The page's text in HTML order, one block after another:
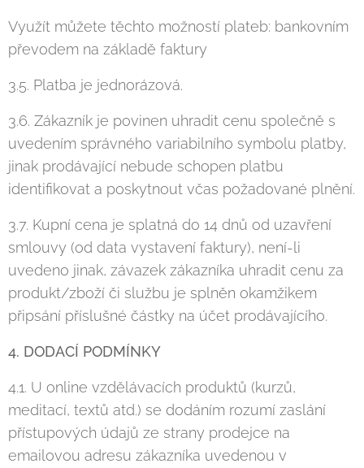
Využít můžete těchto možností plateb: bankovním
převodem na základě faktury
3.5. Platba je jednorázová.
3.6. Zákazník je povinen uhradit cenu společně s
uvedením správného variabilního symbolu platby,
jinak prodávající nebude schopen platbu
identifikovat a poskytnout včas požadované plnění.
3.7. Kupní cena je splatná do 14 dnů od uzavření
smlouvy (od data vystavení faktury), není-li
uvedeno jinak, závazek zákazníka uhradit cenu za
produkt/zboží či službu je splněn okamžikem
připsání příslušné částky na účet prodávajícího.
4. DODACÍ PODMÍNKY
4.1. U online vzdělávacích produktů (kurzů,
meditací, textů atd.) se dodáním rozumí zaslání
přístupových údajů ze strany prodejce na
emailovou adresu zákazníka uvedenou v